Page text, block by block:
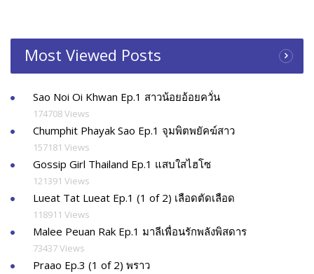
Most Viewed Posts
Sao Noi Oi Khwan Ep.1 สาวน้อยอ้อยควั่น
174708 Views
Chumphit Phayak Sao Ep.1 จุมพิตพยัคฆ์สาว
157181 Views
Gossip Girl Thailand Ep.1 แสบใสไฮโซ
121391 Views
Lueat Tat Lueat Ep.1 (1 of 2) เลือดตัดเลือด
118911 Views
Malee Peuan Rak Ep.1 มาลีเพื่อนรักพลังพิสดาร
73437 Views
Praao Ep.3 (1 of 2) พราว